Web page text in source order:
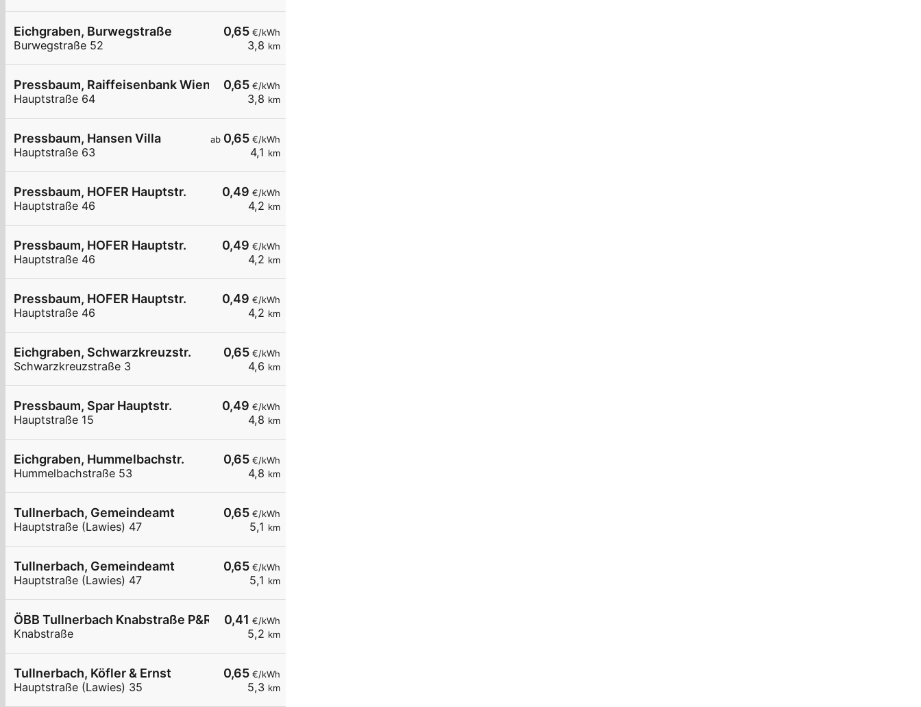
0,65€/kWh
3,8 km
Eichgraben, Burwegstraße
Burwegstraße 52
0,65€/kWh
3,8 km
Pressbaum, Raiffeisenbank Wienerwald
Hauptstraße 64
ab 0,65€/kWh
4,1 km
Pressbaum, Hansen Villa
Hauptstraße 63
0,49 €/kWh
4,2 km
Pressbaum, HOFER Hauptstr.
Hauptstraße 46
0,49 €/kWh
4,2 km
Pressbaum, HOFER Hauptstr.
Hauptstraße 46
0,49 €/kWh
4,2 km
Pressbaum, HOFER Hauptstr.
Hauptstraße 46
0,65€/kWh
4,6 km
Eichgraben, Schwarzkreuzstr.
Schwarzkreuzstraße 3
0,49 €/kWh
4,8 km
Pressbaum, Spar Hauptstr.
Hauptstraße 15
0,65€/kWh
4,8 km
Eichgraben, Hummelbachstr.
Hummelbachstraße 53
0,65€/kWh
5,1 km
Tullnerbach, Gemeindeamt
Hauptstraße (Lawies) 47
0,65€/kWh
5,1 km
Tullnerbach, Gemeindeamt
Hauptstraße (Lawies) 47
0,41 €/kWh
5,2 km
ÖBB Tullnerbach Knabstraße P&R
Knabstraße
0,65€/kWh
5,3 km
Tullnerbach, Köfler & Ernst
Hauptstraße (Lawies) 35